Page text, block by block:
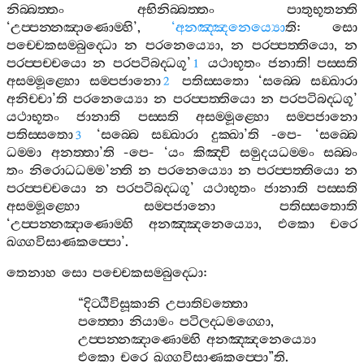
නිබ‍්බත‍්තං අභිනිබ‍්බත‍්තං
පාතුභූතන‍්ති
‘උප‍්පන‍්නඤාණොම‍්හි’, ‘අනඤ‍්ඤනෙය්‍යොති: සො
පච‍්චෙකසම‍්බුද‍්ධො න පරනෙය්‍යො,න පරප‍්පත‍්තියො,න
පරප‍්පච‍්චයො න පරපටිබද‍්ධගූ’ 1 යථාභූතං ජනාති!පස‍්සති
අසම‍්මූළ‍්හො
සම‍්පජානො2 පතිස‍්සතො ‘සබ‍්බෙ
සඞ‍්ඛාරා
අනිච‍්චා’ති පරනෙය්‍යො න පරප‍්පත‍්තියො න පරපටිබද‍්ධගූ’
යථාභූතං
ජානාති පස‍්සති අසම‍්මූළ‍්හො
සම‍්පජානො
පතිස‍්සතො3 ‘සබ‍්බෙ සඞ‍්ඛාරා දුක‍්ඛා’ති -පෙ- ‘සබ‍්බෙ
ධම‍්මා
අනත‍්තා’ති -පෙ- ‘යං කිඤ‍්චි සමුදයධම‍්මං
සබ‍්බං
තං නිරොධධම‍්ම’න‍්ති න පරනෙය්‍යො න පරප‍්පත‍්තියො න
පරප‍්පච‍්චයො න පරපටිබද‍්ධගූ’ යථාභූතං ජානාති
පස‍්සති
අසම‍්මූළ‍්හො
සම‍්පජානො
පතිස‍්සතොති
‘උප‍්පන‍්නඤාණොම‍්හි අනඤ‍්ඤනෙය්‍යො, එකො
චරෙ
ඛග‍්ගවිසාණකප‍්පො’.
තෙනාහ සො පච‍්චෙකසම‍්බුද‍්ධො:
“දිට‍්ඨීවිසූකානි උපාතිවත‍්තො
පත‍්තො නියාමං පටිලද‍්ධමග‍්ගො,
උප‍්පන‍්නඤාණොම‍්හි අනඤ‍්ඤනෙය්‍යො
එකො චරෙ ඛග‍්ගවිසාණකප‍්පො”ති.